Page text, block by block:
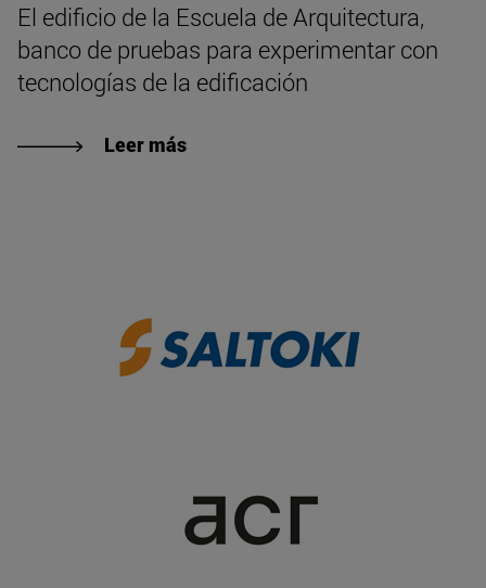
El edificio de la Escuela de Arquitectura,
banco de pruebas para experimentar con
tecnologías de la edificación
Leer más